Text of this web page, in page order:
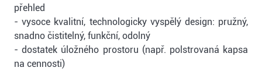
přehled
- vysoce kvalitní, technologicky vyspělý design: pružný,
snadno čistitelný, funkční, odolný
- dostatek úložného prostoru (např. polstrovaná kapsa
na cennosti)